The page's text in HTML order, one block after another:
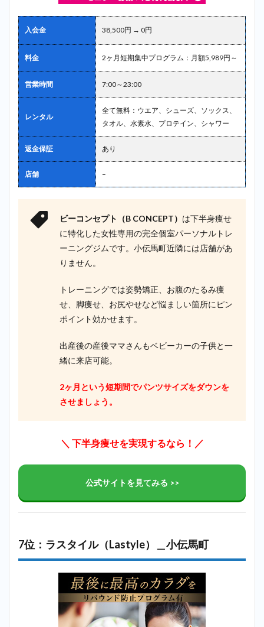
入会金 38,500円 → 0円
料金 2ヶ月短期集中プログラム：月額5,989円～
営業時間 7:00～23:00
レンタル
全て無料：ウエア、シューズ、ソックス、
タオル、水素水、プロテイン、シャワー
返金保証 あり
店舗 –
ビーコンセプト（B CONCEPT） は下半身痩せ
に特化した女性専用の完全個室パーソナルトレ
ーニングジムです。小伝馬町近隣には店舗があ
りません。
トレーニングでは姿勢矯正、お腹のたるみ痩
せ、脚痩せ、お尻やせなど悩ましい箇所にピン
ポイント効かせます。
出産後の産後ママさんもベビーカーの子供と一
緒に来店可能。
2ヶ月という短期間でパンツサイズをダウンを
させましょう。
＼ 下半身痩せを実現するなら！／
公式サイトを見てみる >>
7位：ラスタイル（Lastyle）＿小伝馬町